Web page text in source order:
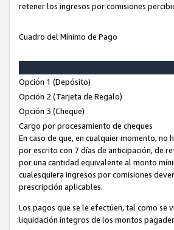
retener los ingresos por comisiones
Cuadro del Mínimo de Pago
Opción 1 (Depósito)
Opción 2 (Tarjeta de Regalo)
Opción 3 (Cheque)
Cargo por procesamiento de cheques
En caso de que, en cualquier momento,
por escrito con 7 días de anticipación, de
por una cantidad equivalente al monto
cualesquiera ingresos por comisiones
prescripción aplicables.
Los pagos que se le efectúen, tal como se
liquidación íntegros de los montos